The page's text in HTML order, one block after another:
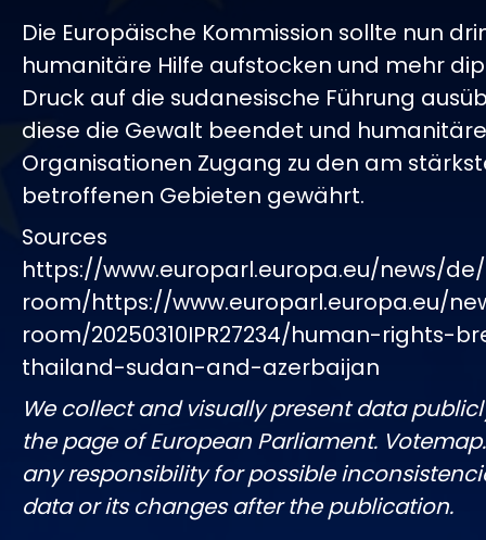
Die Europäische Kommission sollte nun
humanitäre Hilfe aufstocken und mehr
Druck auf die sudanesische Führung
diese die Gewalt beendet und
Organisationen Zugang zu den am
betroffenen Gebieten gewährt.
Sources
https://www.europarl.europa.eu/news/
room/https://www.europarl.europa.eu/
room/20250310IPR27234/human-rights-
thailand-sudan-and-azerbaijan
We collect and visually present data
the page of European Parliament.
any responsibility for possible
data or its changes after the publication.